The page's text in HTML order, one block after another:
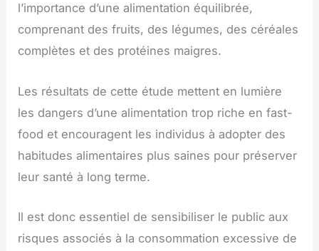
l’importance d’une alimentation équilibrée,
comprenant des fruits, des légumes, des céréales
complètes et des protéines maigres.
Les résultats de cette étude mettent en lumière
les dangers d’une alimentation trop riche en fast-
food et encouragent les individus à adopter des
habitudes alimentaires plus saines pour préserver
leur santé à long terme.
Il est donc essentiel de sensibiliser le public aux
risques associés à la consommation excessive de